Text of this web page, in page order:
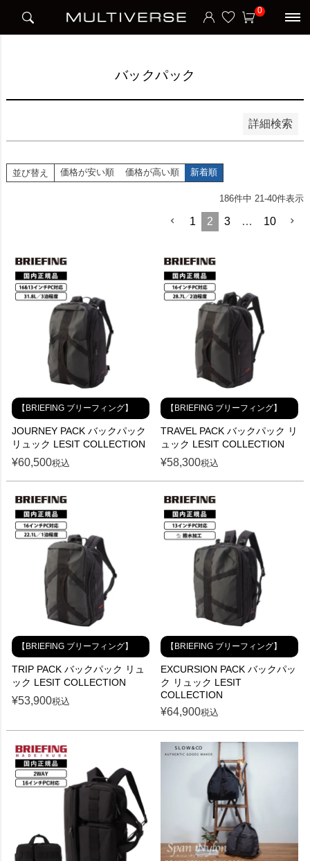
0
バックパック
詳細検索
並び順
新着順
並び替え 価格が安い順 価格が高い順 新着順
186件中 21-40件表示
1 2 3 … 10
【BRIEFING ブリーフィング】
JOURNEY PACK バックパック
リュック LESIT COLLECTION
¥60,500税込
【BRIEFING ブリーフィング】
TRAVEL PACK バックパック リ
ュック LESIT COLLECTION
¥58,300税込
【BRIEFING ブリーフィング】
TRIP PACK バックパック リュ
ック LESIT COLLECTION
¥53,900税込
【BRIEFING ブリーフィング】
EXCURSION PACK バックパッ
ク リュック LESIT
COLLECTION
¥64,900税込